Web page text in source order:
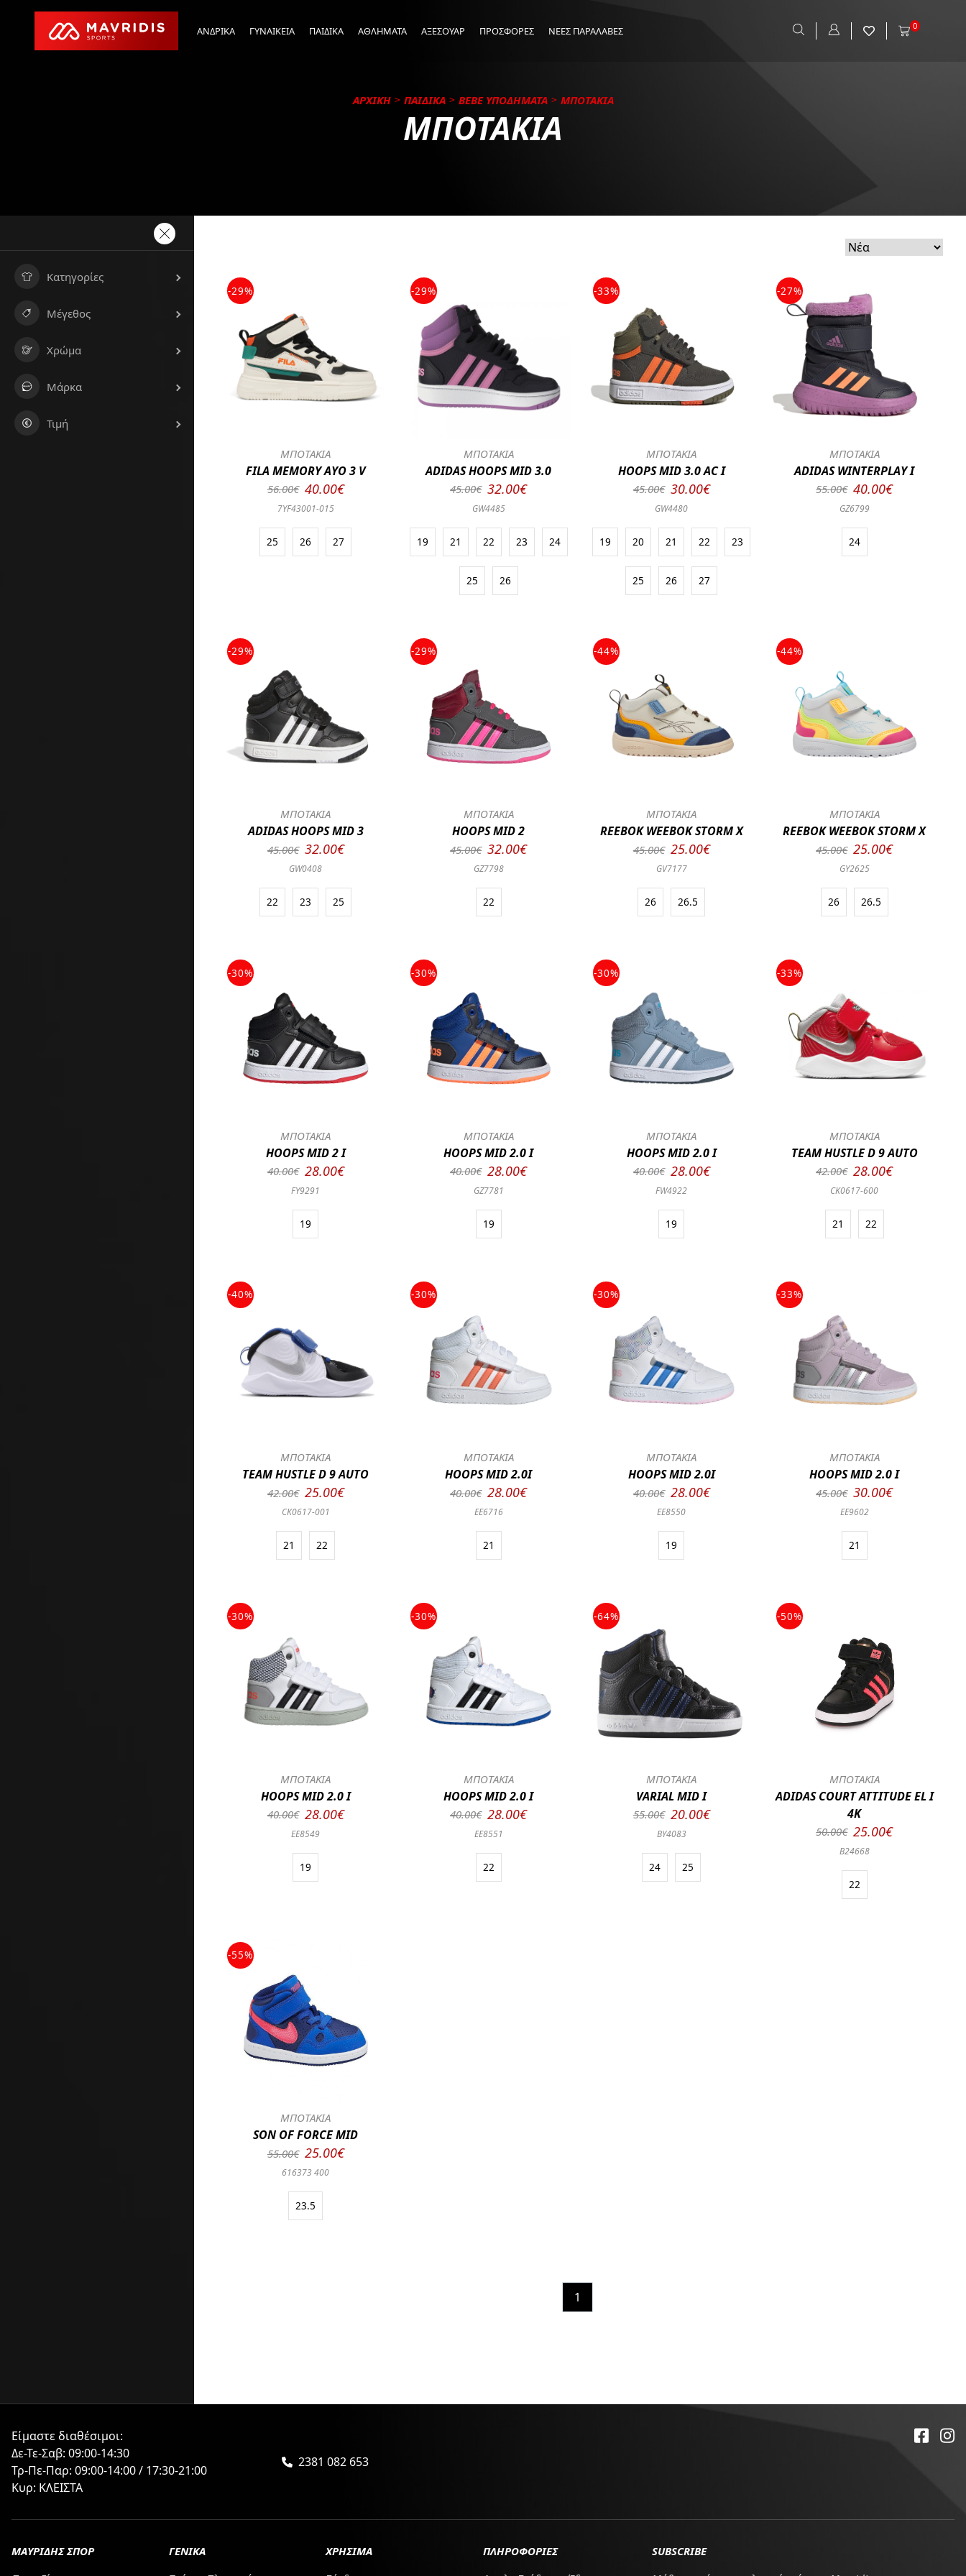
ΑΝΔΡΙΚΑ ΓΥΝΑΙΚΕΙΑ ΠΑΙΔΙΚΑ ΑΘΛΗΜΑΤΑ ΑΞΕΣΟΥΑΡ ΠΡΟΣΦΟΡΕΣ ΝΕΕΣ ΠΑΡΑΛΑΒΕΣ 0
ΑΡΧΙΚΗ ΠΑΙΔΙΚΑ BEBE ΥΠΟΔΗΜΑΤΑ ΜΠΟΤΑΚΙΑ
ΜΠΟΤΑΚΙΑ
Κατηγορίες
Μέγεθος
Χρώμα
Μάρκα
Τιμή
-29%
ΜΠΟΤΑΚΙΑ
FILA MEMORY AYO 3 V
56.00€ 40.00€
7YF43001-015
25 26 27
-29%
ΜΠΟΤΑΚΙΑ
ADIDAS HOOPS MID 3.0
45.00€ 32.00€
GW4485
19 21 22 23 24
25 26
-33%
ΜΠΟΤΑΚΙΑ
HOOPS MID 3.0 AC I
45.00€ 30.00€
GW4480
19 20 21 22 23
25 26 27
-27%
ΜΠΟΤΑΚΙΑ
ADIDAS WINTERPLAY I
55.00€ 40.00€
GZ6799
24
-29%
ΜΠΟΤΑΚΙΑ
ADIDAS HOOPS MID 3
45.00€ 32.00€
GW0408
22 23 25
-29%
ΜΠΟΤΑΚΙΑ
HOOPS MID 2
45.00€ 32.00€
GZ7798
22
-44%
ΜΠΟΤΑΚΙΑ
REEBOK WEEBOK STORM X
45.00€ 25.00€
GV7177
26 26.5
-44%
ΜΠΟΤΑΚΙΑ
REEBOK WEEBOK STORM X
45.00€ 25.00€
GY2625
26 26.5
-30%
ΜΠΟΤΑΚΙΑ
HOOPS MID 2 I
40.00€ 28.00€
FY9291
19
-30%
ΜΠΟΤΑΚΙΑ
HOOPS MID 2.0 I
40.00€ 28.00€
GZ7781
19
-30%
ΜΠΟΤΑΚΙΑ
HOOPS MID 2.0 I
40.00€ 28.00€
FW4922
19
-33%
ΜΠΟΤΑΚΙΑ
TEAM HUSTLE D 9 AUTO
42.00€ 28.00€
CK0617-600
21 22
-40%
ΜΠΟΤΑΚΙΑ
TEAM HUSTLE D 9 AUTO
42.00€ 25.00€
CK0617-001
21 22
-30%
ΜΠΟΤΑΚΙΑ
HOOPS MID 2.0I
40.00€ 28.00€
EE6716
21
-30%
ΜΠΟΤΑΚΙΑ
HOOPS MID 2.0I
40.00€ 28.00€
EE8550
19
-33%
ΜΠΟΤΑΚΙΑ
HOOPS MID 2.0 I
45.00€ 30.00€
EE9602
21
-30%
ΜΠΟΤΑΚΙΑ
HOOPS MID 2.0 I
40.00€ 28.00€
EE8549
19
-30%
ΜΠΟΤΑΚΙΑ
HOOPS MID 2.0 I
40.00€ 28.00€
EE8551
22
-64%
ΜΠΟΤΑΚΙΑ
VARIAL MID I
55.00€ 20.00€
BY4083
24 25
-50%
ΜΠΟΤΑΚΙΑ
ADIDAS COURT ATTITUDE EL I
4K
50.00€ 25.00€
B24668
22
-55%
ΜΠΟΤΑΚΙΑ
SON OF FORCE MID
55.00€ 25.00€
616373 400
23.5
1
Είμαστε διαθέσιμοι:
Δε-Τε-Σαβ: 09:00-14:30
Τρ-Πε-Παρ: 09:00-14:00 / 17:30-21:00
Κυρ: ΚΛΕΙΣΤΑ
2381 082 653
ΜΑΥΡΙΔΗΣ ΣΠΟΡ
ΓΕΝΙΚΑ
ΧΡΗΣΙΜΑ
ΠΛΗΡΟΦΟΡΙΕΣ
SUBSCRIBE